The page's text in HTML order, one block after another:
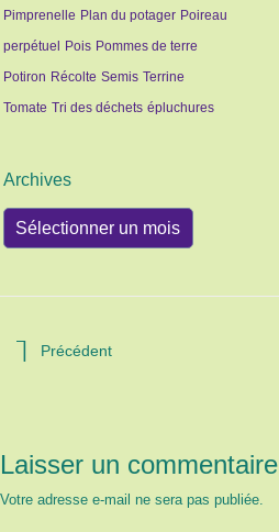
Pimprenelle Plan du potager Poireau
perpétuel
Pois Pommes de terre
Potiron Récolte Semis Terrine
Tomate Tri des déchets épluchures
Archives
Archives
Précédent
Laisser un commentaire
Votre adresse e-mail ne sera pas publiée.